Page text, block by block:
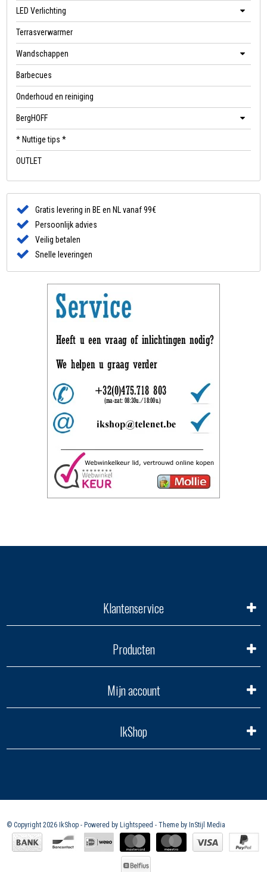
LED Verlichting
Terrasverwarmer
Wandschappen
Barbecues
Onderhoud en reiniging
BergHOFF
* Nuttige tips *
OUTLET
Gratis levering in BE en NL vanaf 99€
Persoonlijk advies
Veilig betalen
Snelle leveringen
Klantenservice
Producten
Mijn account
IkShop
© Copyright 2026 IkShop - Powered by Lightspeed - Theme by InStijl Media